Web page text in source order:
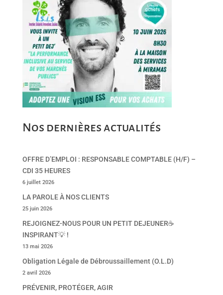
Nos dernières actualités
OFFRE D’EMPLOI : RESPONSABLE COMPTABLE (H/F) –
CDI 35 HEURES
6 juillet 2026
LA PAROLE À NOS CLIENTS
25 juin 2026
REJOIGNEZ-NOUS POUR UN PETIT DEJEUNER☕
INSPIRANT💡 !
13 mai 2026
Obligation Légale de Débroussaillement (O.L.D)
2 avril 2026
PRÉVENIR, PROTÉGER, AGIR